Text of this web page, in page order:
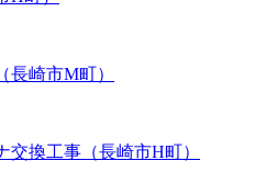
長崎市M町）
換工事（長崎市H町）